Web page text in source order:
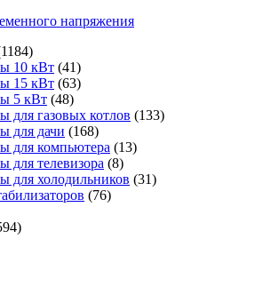
напряжения
10 кВт (41)
15 кВт (63)
5 кВт (48)
для газовых котлов (133)
для дачи (168)
для компьютера (13)
для телевизора (8)
для холодильников (31)
(76)